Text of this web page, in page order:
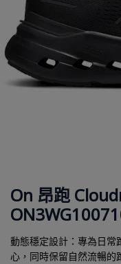
On 昂跑
動態穩定設計：專為日常
心，同時保留自然流暢的